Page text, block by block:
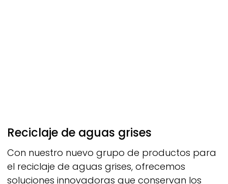
Reciclaje de aguas grises
Con nuestro nuevo grupo de productos para
el reciclaje de aguas grises, ofrecemos
soluciones innovadoras que conservan los